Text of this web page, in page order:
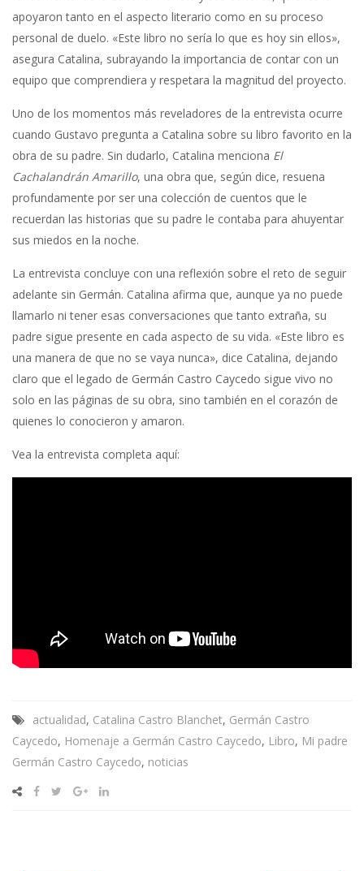
apoyaron tanto en el aspecto literario como en su proceso
personal de duelo. «Este libro no sería lo que es hoy sin ellos»,
asegura Catalina, subrayando la importancia de contar con un
equipo que comprendiera y respetara la magnitud del proyecto.
Uno de los momentos más reveladores de la entrevista ocurre
cuando Gustavo pregunta a Catalina sobre su libro favorito en la
obra de su padre. Sin dudarlo, Catalina menciona El
Cachalandrán Amarillo, una obra que, según dice, resuena
profundamente por ser una colección de cuentos que le
recuerdan las historias que su padre le contaba para ahuyentar
sus miedos en la noche.
La entrevista concluye con una reflexión sobre el reto de seguir
adelante sin Germán. Catalina afirma que, aunque ya no puede
llamarlo ni tener esas conversaciones que tanto extraña, su
padre sigue presente en cada aspecto de su vida. «Este libro es
una manera de que no se vaya nunca», dice Catalina, dejando
claro que el legado de Germán Castro Caycedo sigue vivo no
solo en las páginas de su obra, sino también en el corazón de
quienes lo conocieron y amaron.
Vea la entrevista completa aquí:
actualidad, Catalina Castro Blanchet, Germán Castro
Caycedo, Homenaje a Germán Castro Caycedo, Libro, Mi padre
Germán Castro Caycedo, noticias